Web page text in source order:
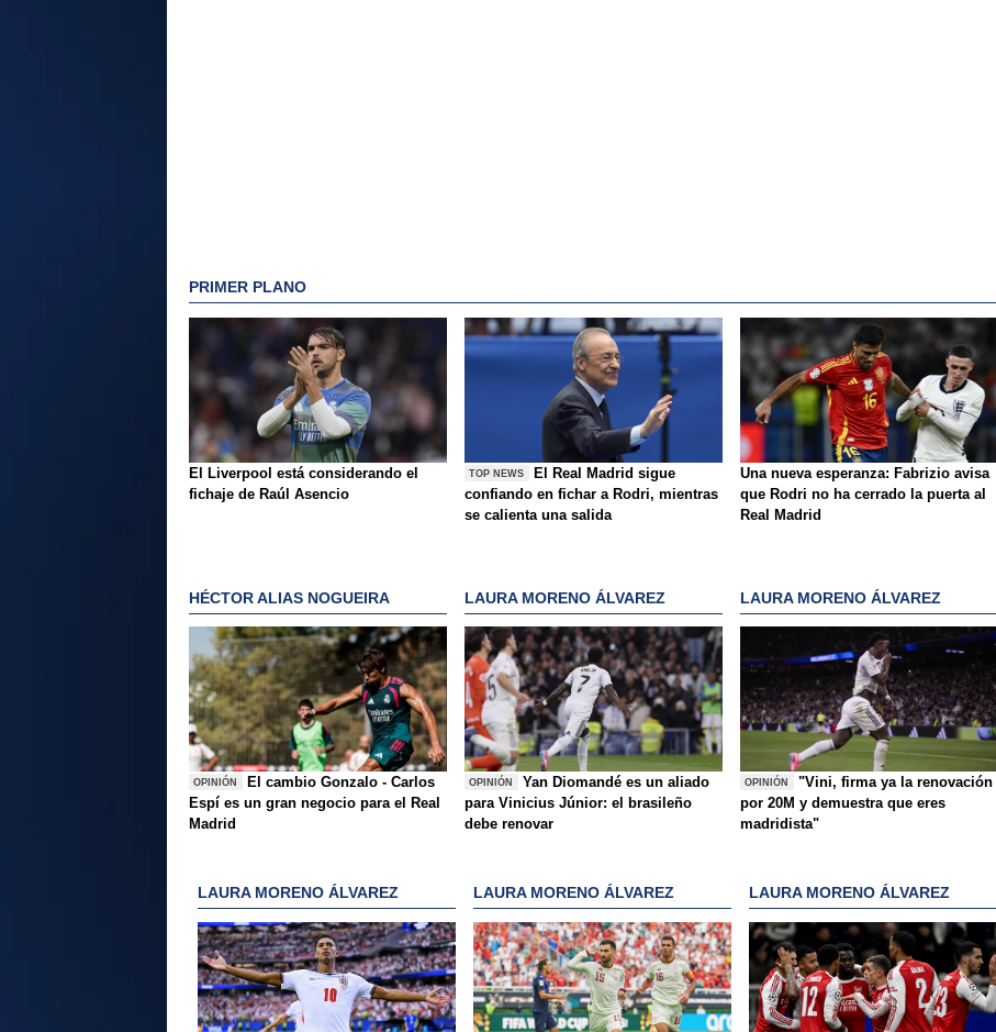
PRIMER PLANO
El Liverpool está considerando el
fichaje de Raúl Asencio
TOP NEWS
El Real Madrid sigue
confiando en fichar a Rodri, mientras
se calienta una salida
Una nueva esperanza: Fabrizio avisa
que Rodri no ha cerrado la puerta al
Real Madrid
HÉCTOR ALIAS NOGUEIRA
OPINIÓN
El cambio Gonzalo - Carlos
Espí es un gran negocio para el Real
Madrid
LAURA MORENO ÁLVAREZ
OPINIÓN
Yan Diomandé es un aliado
para Vinicius Júnior: el brasileño
debe renovar
LAURA MORENO ÁLVAREZ
OPINIÓN
"Vini, firma ya la renovación
por 20M y demuestra que eres
madridista"
LAURA MORENO ÁLVAREZ LAURA MORENO ÁLVAREZ LAURA MORENO ÁLVAREZ